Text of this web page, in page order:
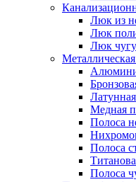
Люк из
Люк
Люк
Медная
Полоса
Полоса
Полоса